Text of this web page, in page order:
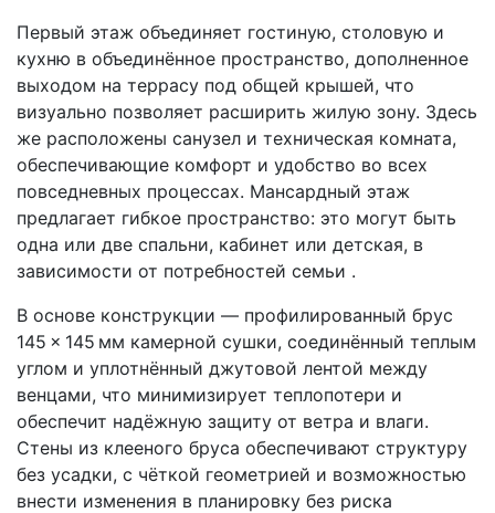
Первый этаж объединяет гостиную, столовую и
кухню в объединённое пространство, дополненное
выходом на террасу под общей крышей, что
визуально позволяет расширить жилую зону. Здесь
же расположены санузел и техническая комната,
обеспечивающие комфорт и удобство во всех
повседневных процессах. Мансардный этаж
предлагает гибкое пространство: это могут быть
одна или две спальни, кабинет или детская, в
зависимости от потребностей семьи .
В основе конструкции — профилированный брус
145 × 145 мм камерной сушки, соединённый теплым
углом и уплотнённый джутовой лентой между
венцами, что минимизирует теплопотери и
обеспечит надёжную защиту от ветра и влаги.
Стены из клееного бруса обеспечивают структуру
без усадки, с чёткой геометрией и возможностью
внести изменения в планировку без риска